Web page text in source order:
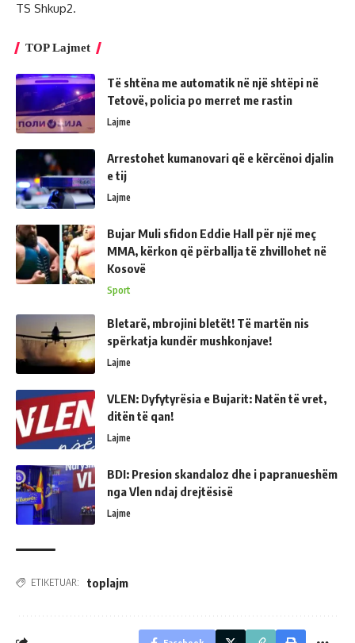
TS Shkup2.
TOP Lajmet
Të shtëna me automatik në një shtëpi në
Tetovë, policia po merret me rastin
Lajme
Arrestohet kumanovari që e kërcënoi djalin
e tij
Lajme
Bujar Muli sfidon Eddie Hall për një meç
MMA, kërkon që përballja të zhvillohet në
Kosovë
Sport
Bletarë, mbrojini bletët! Të martën nis
spërkatja kundër mushkonjave!
Lajme
VLEN: Dyfytyrësia e Bujarit: Natën të vret,
ditën të qan!
Lajme
BDI: Presion skandaloz dhe i papranueshëm
nga Vlen ndaj drejtësisë
Lajme
ETIKETUAR: toplajm